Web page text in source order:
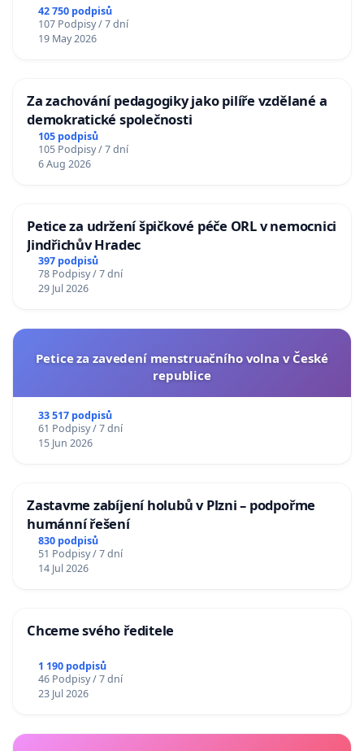
42 750 podpisů
107 Podpisy / 7 dní
19 May 2026
Za zachování pedagogiky jako pilíře vzdělané a
demokratické společnosti
105 podpisů
105 Podpisy / 7 dní
6 Aug 2026
Petice za udržení špičkové péče ORL v nemocnici
Jindřichův Hradec
397 podpisů
78 Podpisy / 7 dní
29 Jul 2026
Petice za zavedení menstruačního volna v České
republice
33 517 podpisů
61 Podpisy / 7 dní
15 Jun 2026
Zastavme zabíjení holubů v Plzni – podpořme
humánní řešení
830 podpisů
51 Podpisy / 7 dní
14 Jul 2026
Chceme svého ředitele
1 190 podpisů
46 Podpisy / 7 dní
23 Jul 2026